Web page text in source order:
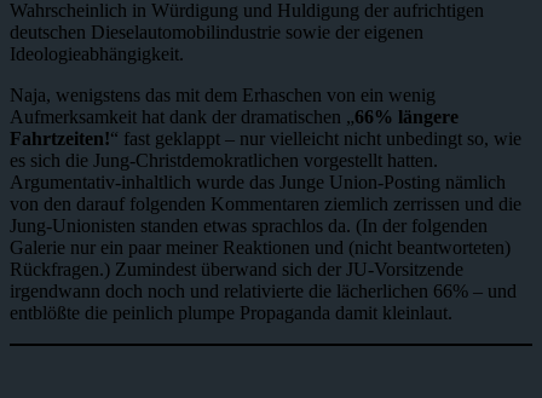
Wahrscheinlich in Würdigung und Huldigung der aufrichtigen
deutschen Dieselautomobilindustrie sowie der eigenen
Ideologieabhängigkeit.
Naja, wenigstens das mit dem Erhaschen von ein wenig
Aufmerksamkeit hat dank der dramatischen „66% längere
Fahrtzeiten!“ fast geklappt – nur vielleicht nicht unbedingt so, wie
es sich die Jung-Christdemokratlichen vorgestellt hatten.
Argumentativ-inhaltlich wurde das Junge Union-Posting nämlich
von den darauf folgenden Kommentaren ziemlich zerrissen und die
Jung-Unionisten standen etwas sprachlos da. (In der folgenden
Galerie nur ein paar meiner Reaktionen und (nicht beantworteten)
Rückfragen.) Zumindest überwand sich der JU-Vorsitzende
irgendwann doch noch und relativierte die lächerlichen 66% – und
entblößte die peinlich plumpe Propaganda damit kleinlaut.